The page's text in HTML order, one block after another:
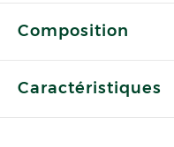
Composition
Caractéristiques